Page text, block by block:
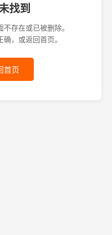
找到
存在或已被删除。
，或返回首页。
首页